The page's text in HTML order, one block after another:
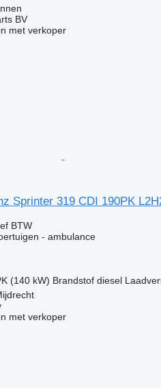
BV
met verkoper
Sprinter 319 CDI 190PK
BTW
- ambulance
(140 kW) Brandstof diesel
met verkoper